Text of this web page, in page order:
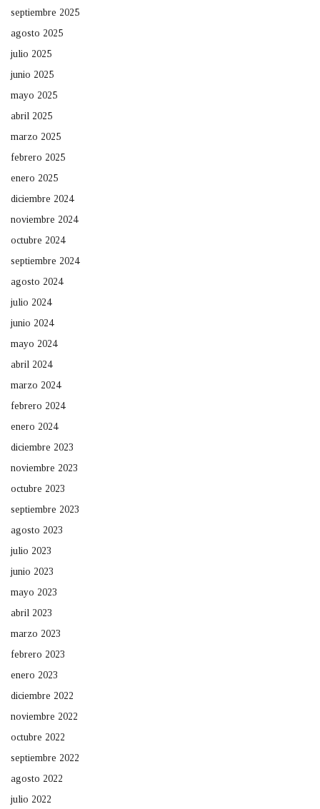
septiembre 2025
agosto 2025
julio 2025
junio 2025
mayo 2025
abril 2025
marzo 2025
febrero 2025
enero 2025
diciembre 2024
noviembre 2024
octubre 2024
septiembre 2024
agosto 2024
julio 2024
junio 2024
mayo 2024
abril 2024
marzo 2024
febrero 2024
enero 2024
diciembre 2023
noviembre 2023
octubre 2023
septiembre 2023
agosto 2023
julio 2023
junio 2023
mayo 2023
abril 2023
marzo 2023
febrero 2023
enero 2023
diciembre 2022
noviembre 2022
octubre 2022
septiembre 2022
agosto 2022
julio 2022